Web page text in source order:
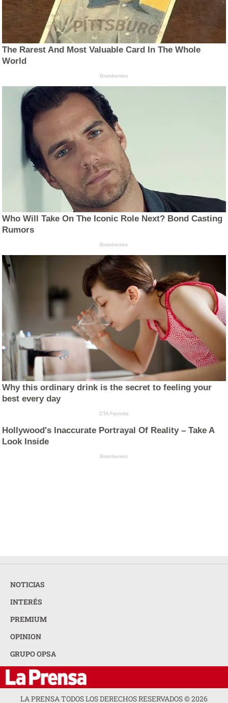
The Rarest And Most Valuable Card In The Whole
World
Brainberries
Who Will Take On The Iconic Role Next? Bond Casting
Rumors
Brainberries
Why this ordinary drink is the secret to feeling your
best every day
CTA Favorite
Hollywood's Inaccurate Portrayal Of Reality – Take A
Look Inside
Brainberries
NOTICIAS
INTERÉS
PREMIUM
OPINION
GRUPO OPSA
LA PRENSA TODOS LOS DERECHOS RESERVADOS ©2026